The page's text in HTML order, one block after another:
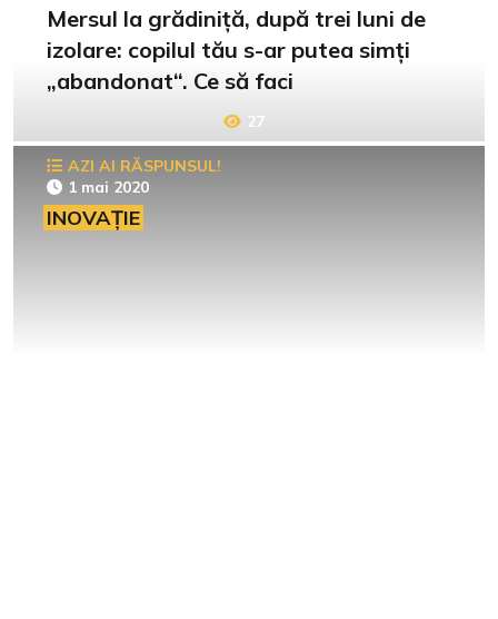
Mersul la grădiniță, după trei luni de
izolare: copilul tău s-ar putea simți
„abandonat“. Ce să faci
27
AZI AI RĂSPUNSUL!
1 mai 2020
INOVAȚIE